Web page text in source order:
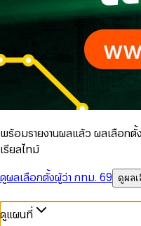
พร้อมรายงานผลแล้ว ผลเลือกตั้
เรียลไทม์
ดูผลเลือกตั้งผู้ว่า กทม. 69
ดูผล
ดูแผนที่